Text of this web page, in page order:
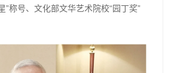
”称号、文化部文华艺术院校“园丁奖”